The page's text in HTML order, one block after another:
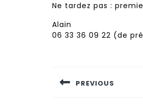
Ne tardez pas :
Alain
06 33 36 09 22 (de
de PREVIOUS